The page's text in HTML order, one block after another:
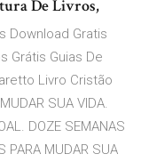
De Livros,
Download Gratis
Grátis Guias De
Livro Cristão
SUA VIDA.
DOZE SEMANAS
PARA MUDAR SUA